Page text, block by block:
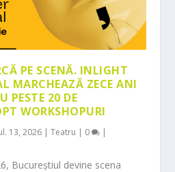
PE SCENĂ. INLIGHT
MARCHEAZĂ ZECE ANI
PESTE 20 DE
WORKSHOPURI
13, 2026 |Teatru | 0 |
Bucureștiul devine scena